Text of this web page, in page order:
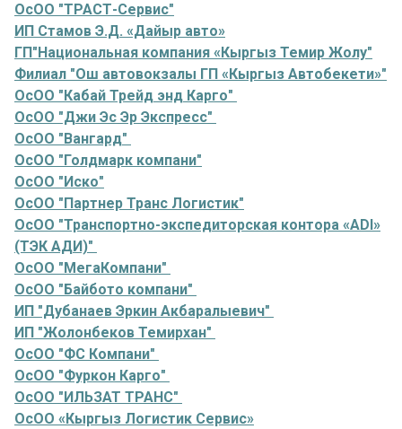
ОсОО "ТРАСТ-Сервис"
ИП Стамов Э.Д. «Дайыр авто»
ГП"Национальная компания «Кыргыз Темир Жолу"
Филиал "Ош автовокзалы ГП «Кыргыз Автобекети»"
ОсОО "Кабай Трейд энд Карго"
ОсОО "Джи Эс Эр Экспресс"
ОсОО "Вангард"
ОсОО "Голдмарк компани"
ОсОО "Иско"
ОсОО "Партнер Транс Логистик"
ОсОО "Транспортно-экспедиторская контора «ADI»
(ТЭК AДИ)"
ОсОО "МегаКомпани"
ОсОО "Байбото компани"
ИП "Дубанаев Эркин Акбаралыевич"
ИП "Жолонбеков Темирхан"
ОсОО "ФС Компани"
ОсОО "Фуркон Карго"
ОсОО "ИЛЬЗАТ ТРАНС"
ОсОО «Кыргыз Логистик Сервис»